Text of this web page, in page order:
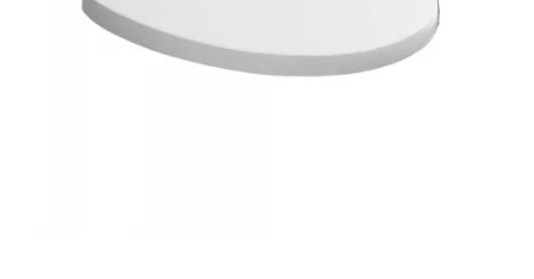
BEMUTATÓTERMÜNK KÉPEKBEN